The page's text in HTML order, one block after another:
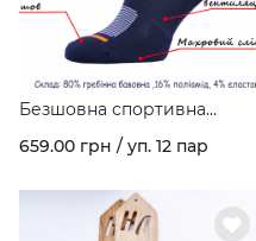
Безшовна спортивна
модель з гребінної бавовни
та махровим слідом арт.
659.00 грн / уп. 12 пар